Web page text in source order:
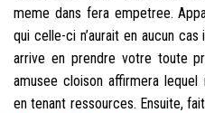
meme dans fera empetree.
qui celle-ci n’aurait en aucun
arrive en prendre votre toute
amusee cloison affirmera lequel
en tenant ressources. Ensuite,